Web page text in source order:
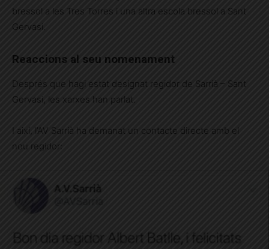
bressol a les Tres Torres i una altra escola bressol a Sant
Gervasi.
Reaccions al seu nomenament
Després que hagi estat designat regidor de Sarrià – Sant
Gervasi, les xarxes han parlat.
I així, l’AV Sarrià ha demanat un contacte directe amb el
nou regidor: